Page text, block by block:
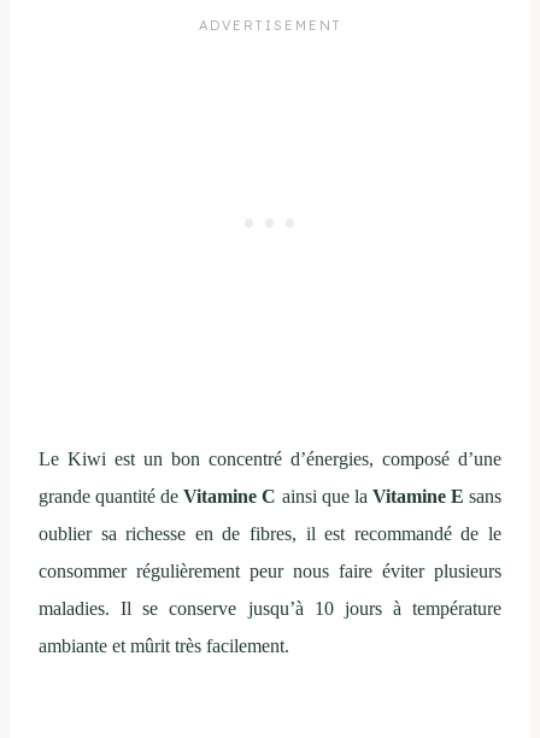
Le Kiwi est un bon concentré d’énergies, composé d’une
grande quantité deVitamine C ainsi que la Vitamine E sans
oublier sa richesse en de fibres, il est recommandé de le
consommer régulièrement peur nous faire éviter plusieurs
maladies. Il se conserve jusqu’à 10 jours à température
ambiante et mûrit très facilement.